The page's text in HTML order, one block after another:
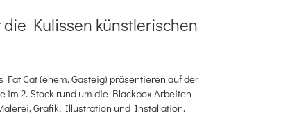
die Kulissen künstlerischen
Fat Cat (ehem. Gasteig) präsentieren auf der
im 2. Stock rund um die Blackbox Arbeiten
Grafik, Illustration und Installation.